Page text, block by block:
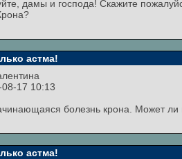
дамы и господа! Скажите
астма!
17 10:13
болезнь крона. Может ли
астма!